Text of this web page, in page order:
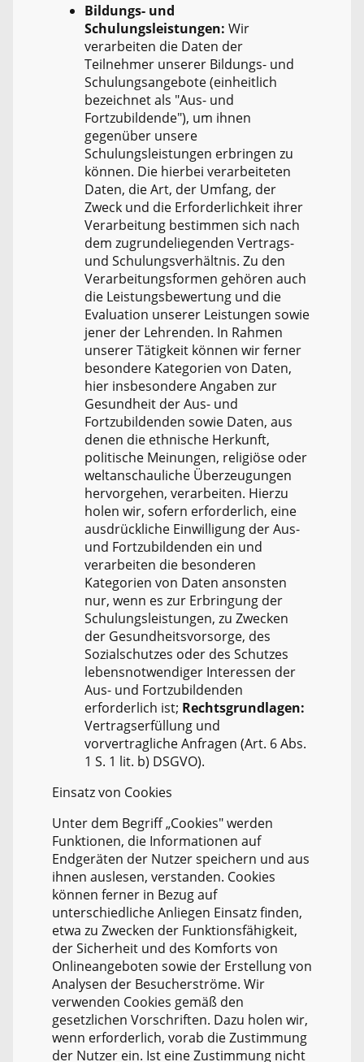
Bildungs- und
Schulungsleistungen: Wir
verarbeiten die Daten der
Teilnehmer unserer Bildungs- und
Schulungsangebote (einheitlich
bezeichnet als "Aus- und
Fortzubildende"), um ihnen
gegenüber unsere
Schulungsleistungen erbringen zu
können. Die hierbei verarbeiteten
Daten, die Art, der Umfang, der
Zweck und die Erforderlichkeit ihrer
Verarbeitung bestimmen sich nach
dem zugrundeliegenden Vertrags-
und Schulungsverhältnis. Zu den
Verarbeitungsformen gehören auch
die Leistungsbewertung und die
Evaluation unserer Leistungen sowie
jener der Lehrenden. In Rahmen
unserer Tätigkeit können wir ferner
besondere Kategorien von Daten,
hier insbesondere Angaben zur
Gesundheit der Aus- und
Fortzubildenden sowie Daten, aus
denen die ethnische Herkunft,
politische Meinungen, religiöse oder
weltanschauliche Überzeugungen
hervorgehen, verarbeiten. Hierzu
holen wir, sofern erforderlich, eine
ausdrückliche Einwilligung der Aus-
und Fortzubildenden ein und
verarbeiten die besonderen
Kategorien von Daten ansonsten
nur, wenn es zur Erbringung der
Schulungsleistungen, zu Zwecken
der Gesundheitsvorsorge, des
Sozialschutzes oder des Schutzes
lebensnotwendiger Interessen der
Aus- und Fortzubildenden
erforderlich ist; Rechtsgrundlagen:
Vertragserfüllung und
vorvertragliche Anfragen (Art. 6 Abs.
1 S. 1 lit. b) DSGVO).
Einsatz von Cookies
Unter dem Begriff „Cookies" werden
Funktionen, die Informationen auf
Endgeräten der Nutzer speichern und aus
ihnen auslesen, verstanden. Cookies
können ferner in Bezug auf
unterschiedliche Anliegen Einsatz finden,
etwa zu Zwecken der Funktionsfähigkeit,
der Sicherheit und des Komforts von
Onlineangeboten sowie der Erstellung von
Analysen der Besucherströme. Wir
verwenden Cookies gemäß den
gesetzlichen Vorschriften. Dazu holen wir,
wenn erforderlich, vorab die Zustimmung
der Nutzer ein. Ist eine Zustimmung nicht